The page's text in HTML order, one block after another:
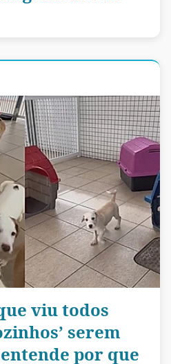
viu todos
serem
por que